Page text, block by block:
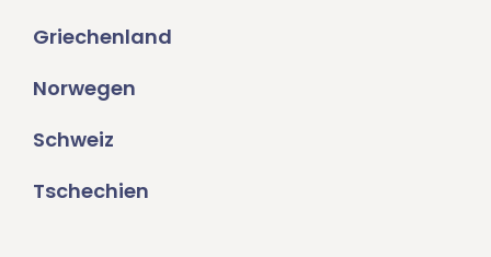
Griechenland
Norwegen
Schweiz
Tschechien